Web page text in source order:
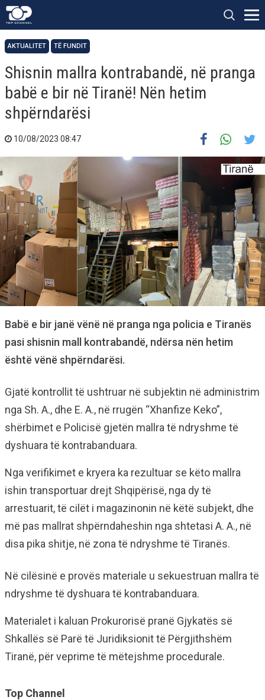
AKTUALITET TË FUNDIT
Shisnin mallra kontrabandë, në pranga
babë e bir në Tiranë! Nën hetim
shpërndarësi
10/08/2023 08:47
Babë e bir janë vënë në pranga nga policia e Tiranës
pasi shisnin mall kontrabandë, ndërsa nën hetim
është vënë shpërndarësi.
Gjatë kontrollit të ushtruar në subjektin në administrim
nga Sh. A., dhe E. A., në rrugën “Xhanfize Keko”,
shërbimet e Policisë gjetën mallra të ndryshme të
dyshuara të kontrabanduara.
Nga verifikimet e kryera ka rezultuar se këto mallra
ishin transportuar drejt Shqipërisë, nga dy të
arrestuarit, të cilët i magazinonin në këtë subjekt, dhe
më pas mallrat shpërndaheshin nga shtetasi A. A., në
disa pika shitje, në zona të ndryshme të Tiranës.
Në cilësinë e provës materiale u sekuestruan mallra të
ndryshme të dyshuara të kontrabanduara.
Materialet i kaluan Prokurorisë pranë Gjykatës së
Shkallës së Parë të Juridiksionit të Përgjithshëm
Tiranë, për veprime të mëtejshme procedurale.
Top Channel